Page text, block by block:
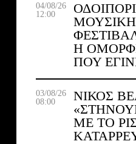
Η
ΠΟΥ
04/08/26
12:00
ΝΊΚΟΣ
ΜΕ ΤΟ
03/08/26
08:00